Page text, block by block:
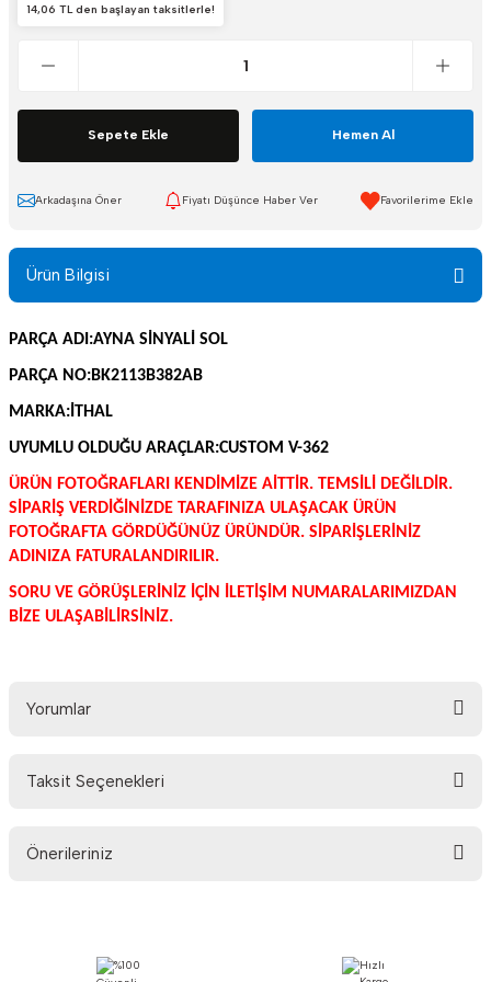
14,06 TL den başlayan taksitlerle!
Sepete Ekle Hemen Al
Arkadaşına Öner Fiyatı Düşünce Haber Ver
Ürün Bilgisi
PARÇA ADI:AYNA SİNYALİ SOL
PARÇA NO:BK2113B382AB
MARKA:İTHAL
UYUMLU OLDUĞU ARAÇLAR:CUSTOM V-362
ÜRÜN FOTOĞRAFLARI KENDİMİZE AİTTİR. TEMSİLİ DEĞİLDİR.
SİPARİŞ VERDİĞİNİZDE TARAFINIZA ULAŞACAK ÜRÜN
FOTOĞRAFTA GÖRDÜĞÜNÜZ ÜRÜNDÜR. SİPARİŞLERİNİZ
ADINIZA FATURALANDIRILIR.
SORU VE GÖRÜŞLERİNİZ İÇİN İLETİŞİM NUMARALARIMIZDAN
BİZE ULAŞABİLİRSİNİZ.
Yorumlar
Taksit Seçenekleri
Önerileriniz
Görüş ve önerileriniz için teşekkür ederiz.
FİLTRELER
FREN-DEBRİYAJ
KİLİTLER VE
KONTAKLAR
MOTOR-MEKANİK
ŞANZIMAN-VİTES
SENSÖRLER
SİLECEKLER
SÜZGEÇ VE ÇUBUKLAR
YÜRÜYEN-KAROSER
KLİMA-HAVALANDIRMA
SİLECEKLER
SÜZGEÇ VE ÇUBUKLAR
YÜRÜYEN-KAROSER